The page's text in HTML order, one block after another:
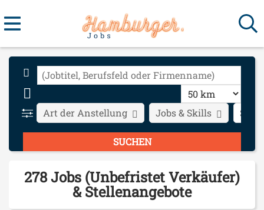
Stadt
Art der Anstellung Jobs & Skills
278 Jobs (Unbefristet Verkäufer)
& Stellenangebote